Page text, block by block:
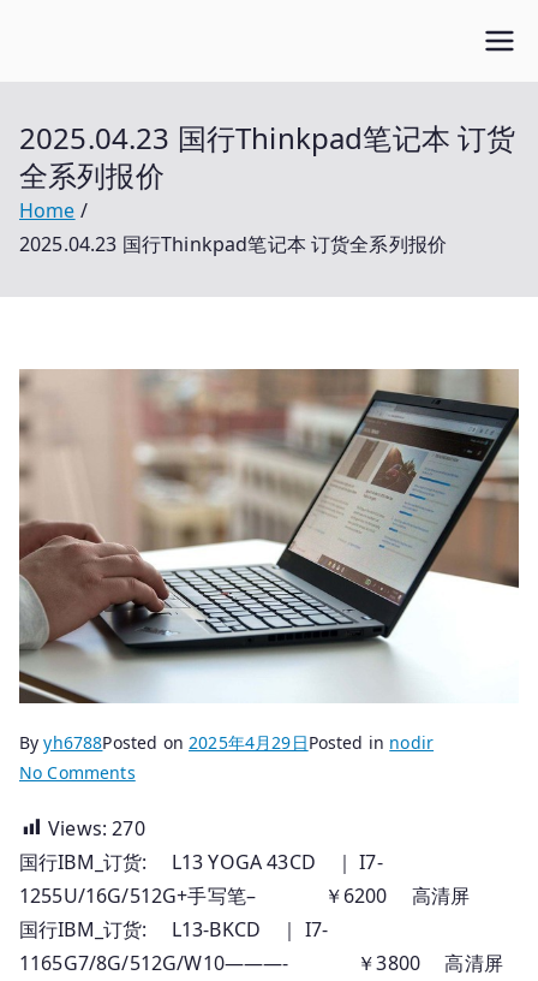
2025.04.23 国行Thinkpad笔记本 订货
全系列报价
Home
2025.04.23 国行Thinkpad笔记本 订货全系列报价
Byyh6788Posted on 2025年4月29日Posted in nodir
No Commentson
国
行
Thinkpad
笔
记
Views: 270
国行IBM_订货: L13 YOGA 43CD ｜ I7-
1255U/16G/512G+手写笔– ￥6200 高清屏
国行IBM_订货: L13-BKCD ｜ I7-
1165G7/8G/512G/W10———- ￥3800 高清屏